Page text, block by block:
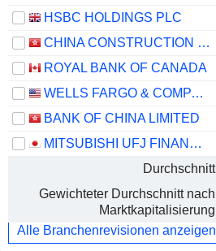
HSBC HOLDINGS PLC
CHINA CONSTRUCTION BANK CORPORATION
ROYAL BANK OF CANADA
WELLS FARGO & COMPANY
BANK OF CHINA LIMITED
MITSUBISHI UFJ FINANCIAL GROUP, INC.
Durchschnitt
Gewichteter Durchschnitt nach
Marktkapitalisierung
Alle Branchenrevisionen anzeigen